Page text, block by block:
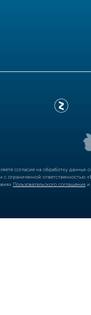
согласие на обработку
с ограниченной
Пользовательского соглашения и